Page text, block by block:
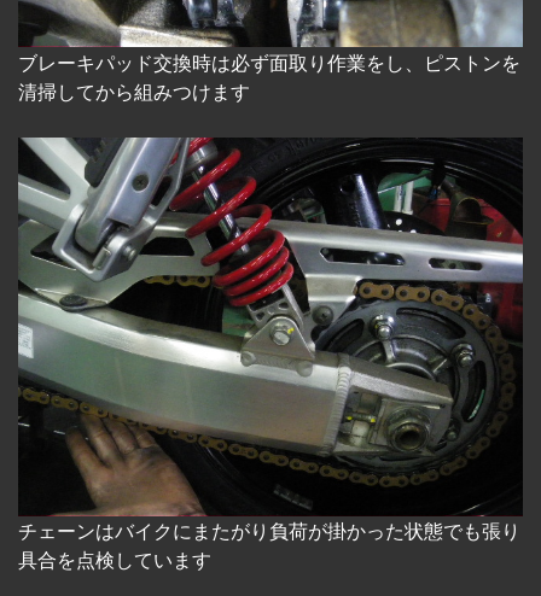
ブレーキパッド交換時は必ず面取り作業をし、ピストンを
清掃してから組みつけます
チェーンはバイクにまたがり負荷が掛かった状態でも張り
具合を点検しています